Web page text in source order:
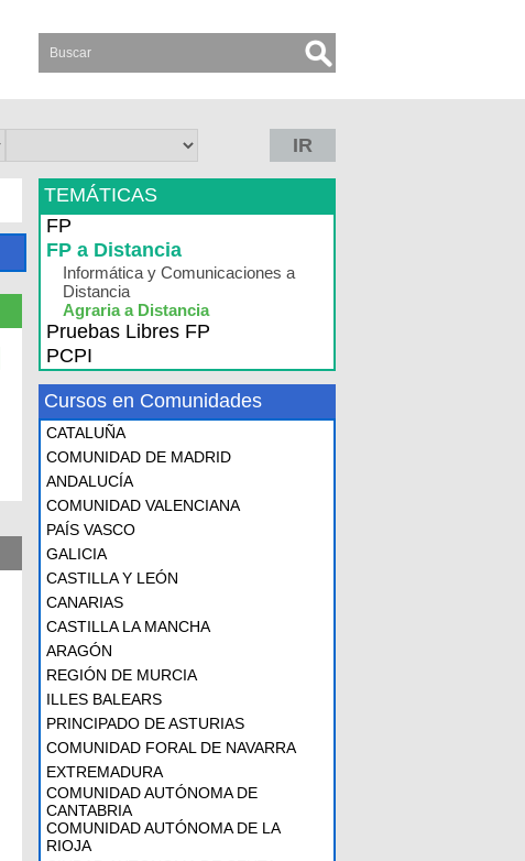
IR
TEMÁTICAS
FP
FP a Distancia
Informática y Comunicaciones a
Distancia
Agraria a Distancia
Pruebas Libres FP
PCPI
Cursos en Comunidades
CATALUÑA
COMUNIDAD DE MADRID
ANDALUCÍA
COMUNIDAD VALENCIANA
PAÍS VASCO
GALICIA
CASTILLA Y LEÓN
CANARIAS
CASTILLA LA MANCHA
ARAGÓN
REGIÓN DE MURCIA
ILLES BALEARS
PRINCIPADO DE ASTURIAS
COMUNIDAD FORAL DE NAVARRA
EXTREMADURA
COMUNIDAD AUTÓNOMA DE
CANTABRIA
COMUNIDAD AUTÓNOMA DE LA
RIOJA